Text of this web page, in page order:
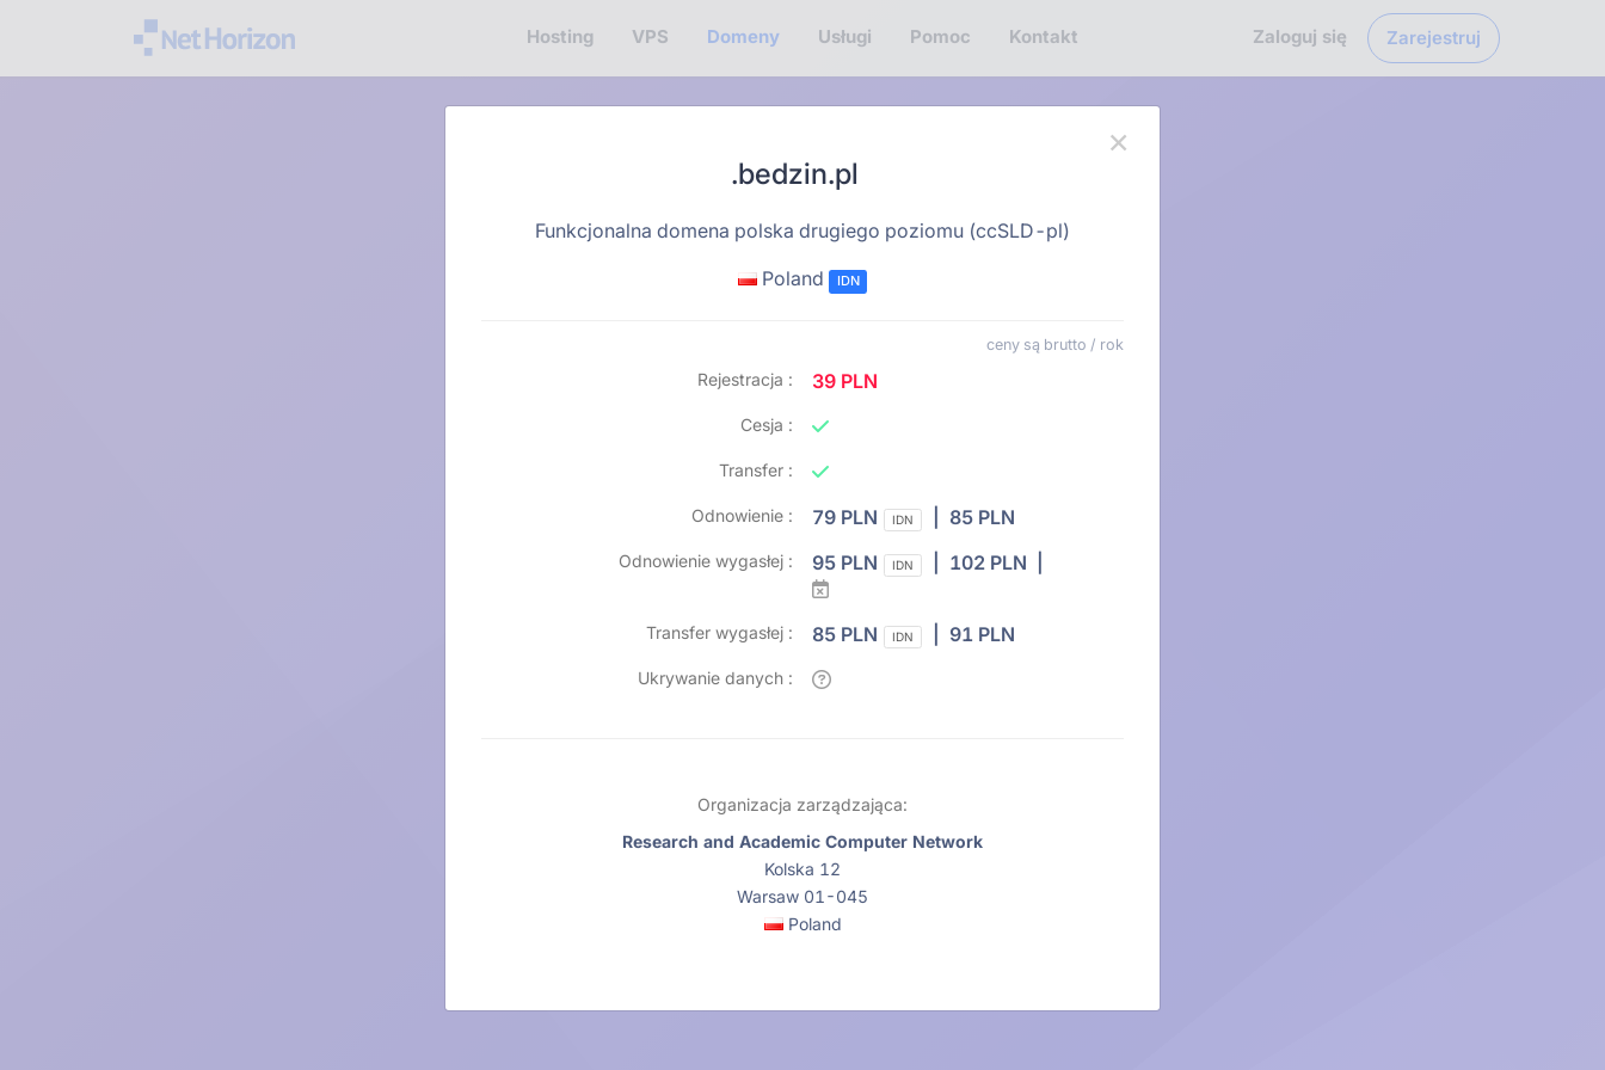
Hosting VPS Domeny Usługi Pomoc Kontakt Zaloguj się Zarejestruj
×
.bedzin.pl
Funkcjonalna domena polska drugiego poziomu (ccSLD-pl)
Poland
IDN
ceny są brutto / rok
Rejestracja : 39 PLN
Cesja :
Transfer :
Odnowienie : 79 PLN IDN | 85 PLN
Odnowienie wygasłej : 95 PLN IDN | 102 PLN |
Transfer wygasłej : 85 PLN IDN | 91 PLN
Ukrywanie danych :
Organizacja zarządzająca:
Research and Academic Computer Network
Kolska 12
Warsaw 01-045
Poland